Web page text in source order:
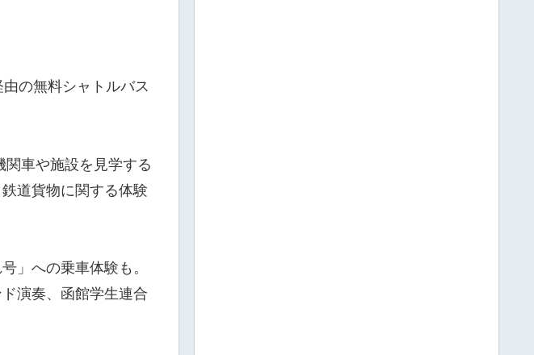
の無料シャトルバス
車や施設を見学する
道貨物に関する体験
」への乗車体験も。
演奏、函館学生連合